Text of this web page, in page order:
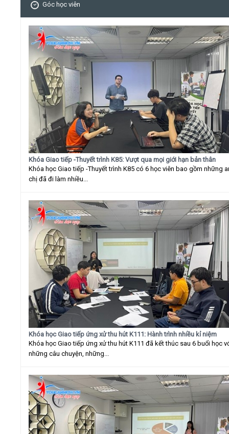
Góc học viên
Khóa Giao tiếp -Thuyết trình K85: Vượt qua mọi giới hạn bản thân
Khóa học Giao tiếp -Thuyết trình K85 có 6 học viên bao gồm những
chị đã đi làm nhiều...
Khóa học Giao tiếp ứng xử thu hút K111: Hành trình nhiều kỉ niệm
Khóa học Giao tiếp ứng xử thu hút K111 đã kết thúc sau 6 buổi học
những câu chuyện, những...